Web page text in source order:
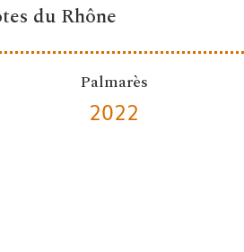
du Rhône
Palmarès
2022